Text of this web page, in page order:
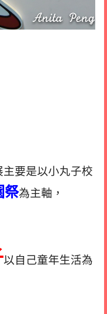
要是以小丸子校
祭為主軸，
以自己童年生活為